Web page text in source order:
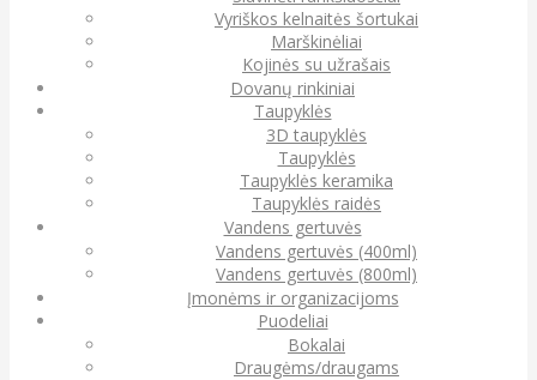
Vyriškos kelnaitės šortukai
Marškinėliai
Kojinės su užrašais
Dovanų rinkiniai
Taupyklės
3D taupyklės
Taupyklės
Taupyklės keramika
Taupyklės raidės
Vandens gertuvės
Vandens gertuvės (400ml)
Vandens gertuvės (800ml)
Įmonėms ir organizacijoms
Puodeliai
Bokalai
Draugėms/draugams